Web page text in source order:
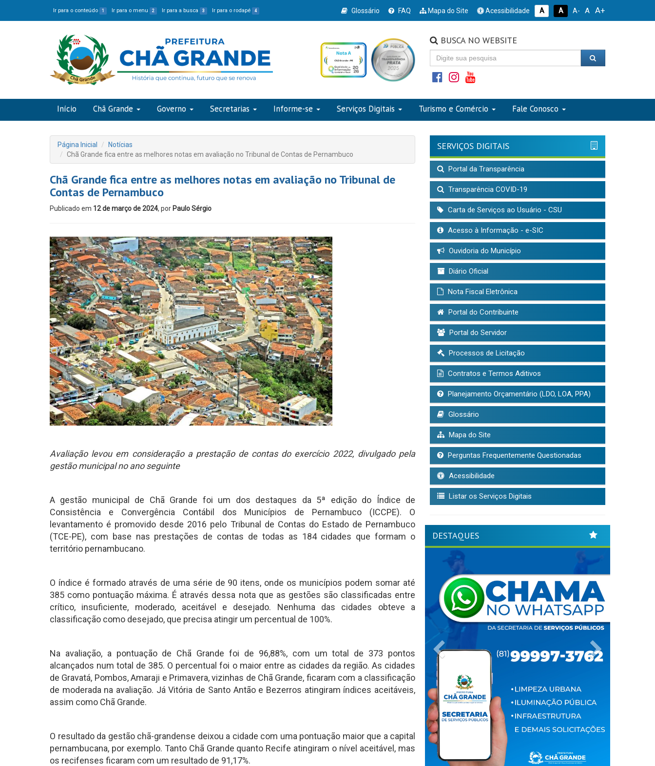
Ir para o conteúdo 1 Ir para o menu 2 Ir para a busca 3 Ir para o rodapé 4 Glossário FAQ Mapa do Site Acessibilidade A A A- A A+
BUSCA NO WEBSITE
Início Chã Grande Governo Secretarias Informe-se Serviços Digitais Turismo e Comércio Fale Conosco
Página Inicial
Notícias
Chã Grande fica entre as melhores notas em avaliação no Tribunal de Contas de Pernambuco
Chã Grande fica entre as melhores notas em avaliação no Tribunal de
Contas de Pernambuco
Publicado em 12 de março de 2024, por Paulo Sérgio
Avaliação levou em consideração a prestação de contas do exercício 2022, divulgado pela
gestão municipal no ano seguinte
A gestão municipal de Chã Grande foi um dos destaques da 5ª edição do Índice de
Consistência e Convergência Contábil dos Municípios de Pernambuco (ICCPE). O
levantamento é promovido desde 2016 pelo Tribunal de Contas do Estado de Pernambuco
(TCE-PE), com base nas prestações de contas de todas as 184 cidades que formam o
território pernambucano.
O índice é formado através de uma série de 90 itens, onde os municípios podem somar até
385 como pontuação máxima. É através dessa nota que as gestões são classificadas entre
crítico, insuficiente, moderado, aceitável e desejado. Nenhuma das cidades obteve a
classificação como desejado, que precisa atingir um percentual de 100%.
Na avaliação, a pontuação de Chã Grande foi de 96,88%, com um total de 373 pontos
alcançados num total de 385. O percentual foi o maior entre as cidades da região. As cidades
de Gravatá, Pombos, Amaraji e Primavera, vizinhas de Chã Grande, ficaram com a classificação
de moderada na avaliação. Já Vitória de Santo Antão e Bezerros atingiram índices aceitáveis,
assim como Chã Grande.
O resultado da gestão chã-grandense deixou a cidade com uma pontuação maior que a capital
pernambucana, por exemplo. Tanto Chã Grande quanto Recife atingiram o nível aceitável, mas
os recifenses ficaram com um resultado de 91,17%.
SERVIÇOS DIGITAIS
Portal da Transparência
Transparência COVID-19
Carta de Serviços ao Usuário - CSU
Acesso à Informação - e-SIC
Ouvidoria do Município
Diário Oficial
Nota Fiscal Eletrônica
Portal do Contribuinte
Portal do Servidor
Processos de Licitação
Contratos e Termos Aditivos
Planejamento Orçamentário (LDO, LOA, PPA)
Glossário
Mapa do Site
Perguntas Frequentemente Questionadas
Acessibilidade
Listar os Serviços Digitais
DESTAQUES
Previous